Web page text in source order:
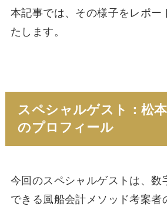
本記事では、その様子をレポー
たします。
スペシャルゲスト：松
のプロフィール
今回のスペシャルゲストは、数
できる風船会計メソッド考案者